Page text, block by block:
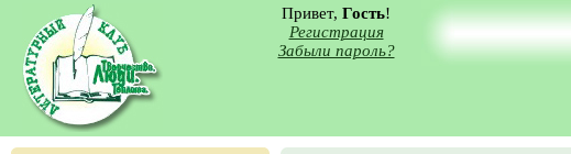
Привет, Гость!
Регистрация
Забыли пароль?